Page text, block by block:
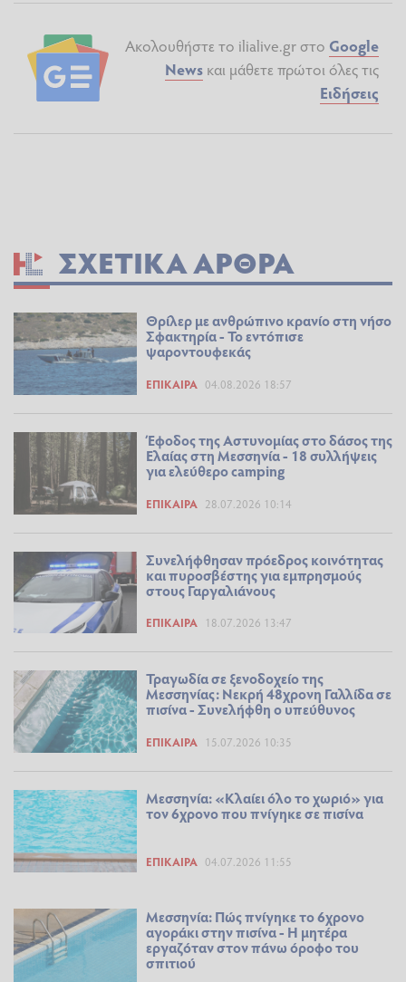
Ακολουθήστε το ilialive.gr στο Google
News και μάθετε πρώτοι όλες τις
Ειδήσεις
ΣΧΕΤΙΚΆ ΆΡΘΡΑ
Θρίλερ με ανθρώπινο κρανίο στη νήσο
Σφακτηρία - Το εντόπισε
ψαροντουφεκάς
ΕΠΊΚΑΙΡΑ 04.08.2026 18:57
Έφοδος της Αστυνομίας στο δάσος της
Ελαίας στη Μεσσηνία - 18 συλλήψεις
για ελεύθερο camping
ΕΠΊΚΑΙΡΑ 28.07.2026 10:14
Συνελήφθησαν πρόεδρος κοινότητας
και πυροσβέστης για εμπρησμούς
στους Γαργαλιάνους
ΕΠΊΚΑΙΡΑ 18.07.2026 13:47
Τραγωδία σε ξενοδοχείο της
Μεσσηνίας: Νεκρή 48χρονη Γαλλίδα σε
πισίνα - Συνελήφθη ο υπεύθυνος
ΕΠΊΚΑΙΡΑ 15.07.2026 10:35
Μεσσηνία: «Κλαίει όλο το χωριό» για
τον 6χρονο που πνίγηκε σε πισίνα
ΕΠΊΚΑΙΡΑ 04.07.2026 11:55
Μεσσηνία: Πώς πνίγηκε το 6χρονο
αγοράκι στην πισίνα - Η μητέρα
εργαζόταν στον πάνω όροφο του
σπιτιού